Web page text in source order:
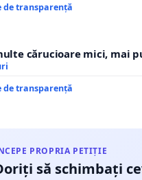
de transparență
cărucioare mici, mai
de transparență
PROPRIA PETIȚIE
să schimbați